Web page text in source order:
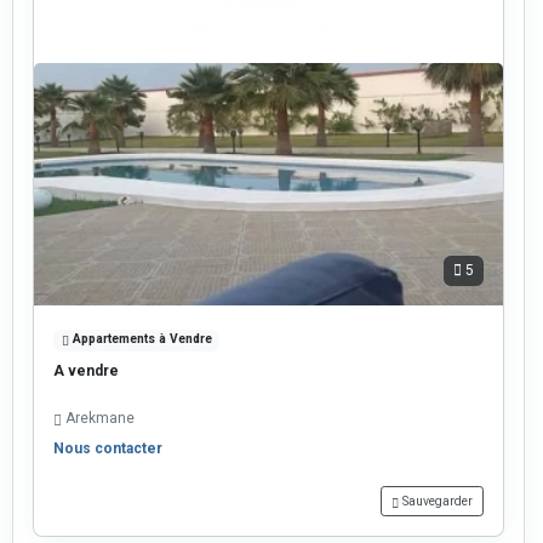
5
Appartements à Vendre
A vendre
Arekmane
Nous contacter
Sauvegarder